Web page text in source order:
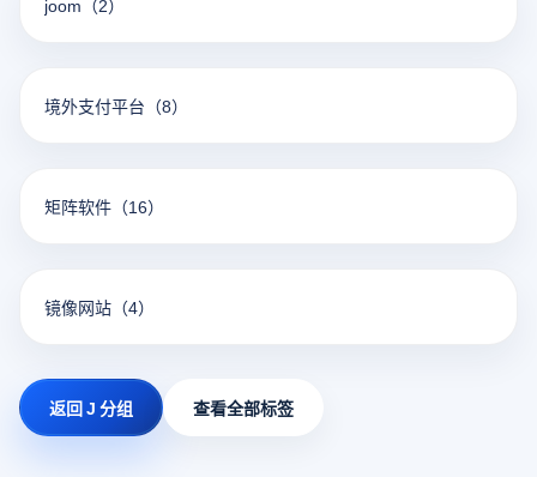
joom （2）
境外支付平台 （8）
矩阵软件 （16）
镜像网站 （4）
返回 J 分组 查看全部标签